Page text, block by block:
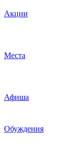
Акции
Места
Афиша
Обуждения